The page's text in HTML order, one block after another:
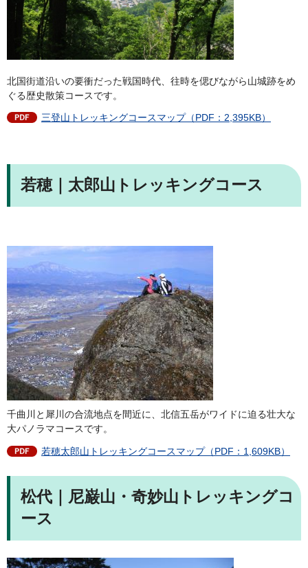
北国街道沿いの要衝だった戦国時代、往時を偲びながら山城跡をめ
ぐる歴史散策コースです。
三登山トレッキングコースマップ（PDF：2,395KB）
若穂｜太郎山トレッキングコース
千曲川と犀川の合流地点を間近に、北信五岳がワイドに迫る壮大な
大パノラマコースです。
若穂太郎山トレッキングコースマップ（PDF：1,609KB）
松代｜尼巌山・奇妙山トレッキングコ
ース